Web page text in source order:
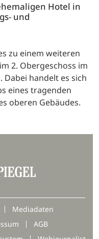
Hotel in
und
zu einem weiteren
2. Obergeschoss im
Dabei handelt es sich
eines tragenden
oberen Gebäudes.
Mediadaten
AGB